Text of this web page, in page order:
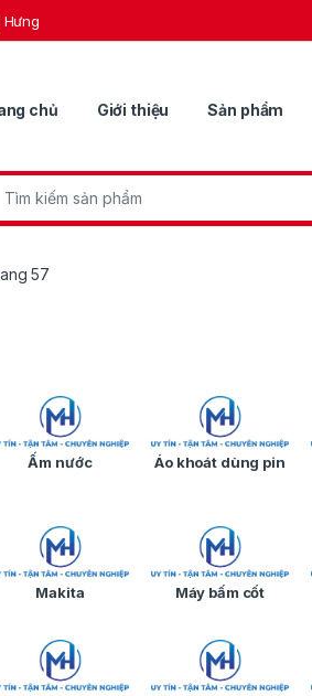
chủ Giới thiệu Sản phẩm
for:
57
Ấm nước Áo khoát dùng pin
Makita Máy bấm cốt